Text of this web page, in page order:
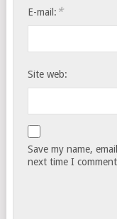
E-mail: *
Site web:
Save my name,
next time I